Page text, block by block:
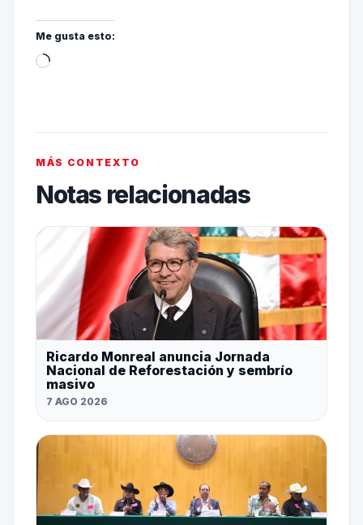
Me gusta esto:
MÁS CONTEXTO
Notas relacionadas
Ricardo Monreal anuncia Jornada
Nacional de Reforestación y sembrío
masivo
7 AGO 2026